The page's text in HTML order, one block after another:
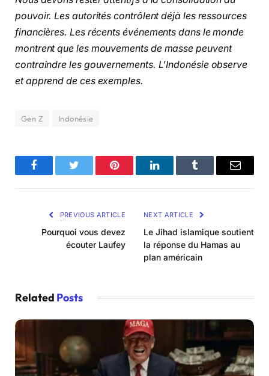
pouvoir. Les autorités contrôlent déjà les ressources
financières. Les récents événements dans le monde
montrent que les mouvements de masse peuvent
contraindre les gouvernements. L’Indonésie observe
et apprend de ces exemples.
Gen Z Indonésie
FacebookTwitter Pinterest LinkedInTumblr Email
PREVIOUS ARTICLE
Pourquoi vous devez
écouter Laufey
NEXT ARTICLE
Le Jihad islamique soutient
la réponse du Hamas au
plan américain
Related Posts